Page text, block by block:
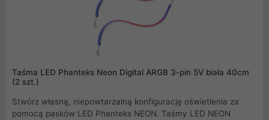
Taśma LED Phanteks Neon Digital ARGB 3-pin 5V biała 40cm
(2 szt.)
Stwórz własną, niepowtarzalną konfigurację oświetlenia za
pomocą pasków LED Phanteks NEON. Taśmy LED NEON